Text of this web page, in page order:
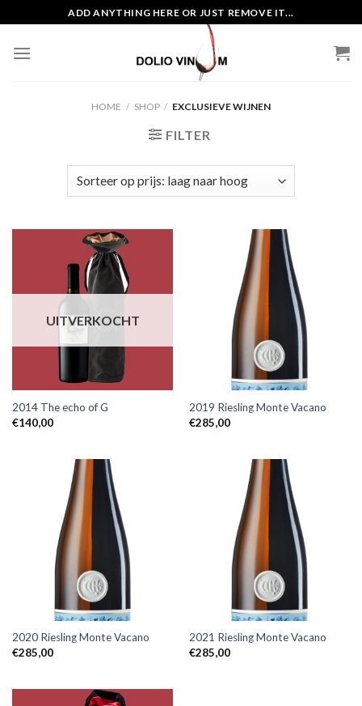
to
content
ADD ANYTHING HERE OR JUST REMOVE IT...
HOME / SHOP / EXCLUSIEVE WIJNEN
FILTER
UITVERKOCHT
2014 The echo of G
€140,00
2019 Riesling Monte Vacano
€285,00
2020 Riesling Monte Vacano
€285,00
2021 Riesling Monte Vacano
€285,00